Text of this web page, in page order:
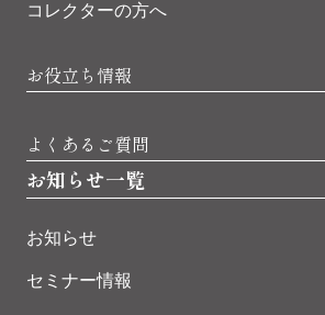
コレクターの方へ
お役立ち情報
よくあるご質問
お知らせ一覧
お知らせ
セミナー情報